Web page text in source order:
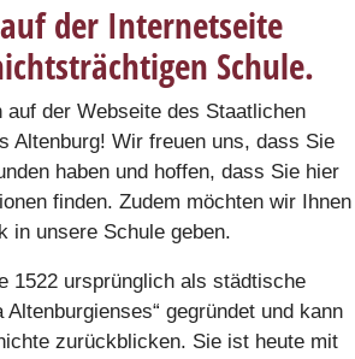
der Internetseite
Schule.
der Webseite des Staatlichen
Altenburg! Wir freuen uns, dass Sie
haben und hoffen, dass Sie hier
finden. Zudem möchten wir Ihnen
in unsere Schule geben.
1522 ursprünglich als städtische
Altenburgienses“ gegründet und kann
zurückblicken. Sie ist heute mit